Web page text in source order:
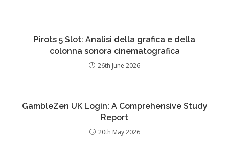
Pirots 5 Slot: Analisi della grafica e della
colonna sonora cinematografica
26th June 2026
GambleZen UK Login: A Comprehensive Study
Report
20th May 2026